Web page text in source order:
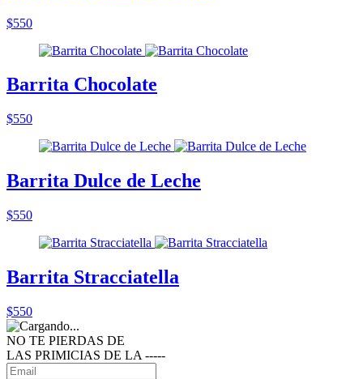
$550
Barrita Chocolate
$550
Barrita Dulce de Leche
$550
Barrita Stracciatella
$550
NO TE PIERDAS DE
LAS PRIMICIAS DE LA ‑‑‑‑‑